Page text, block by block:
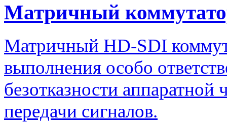
Матричный
Матричный HD-SDI
выполнения особо
безотказности аппаратной
передачи сигналов.